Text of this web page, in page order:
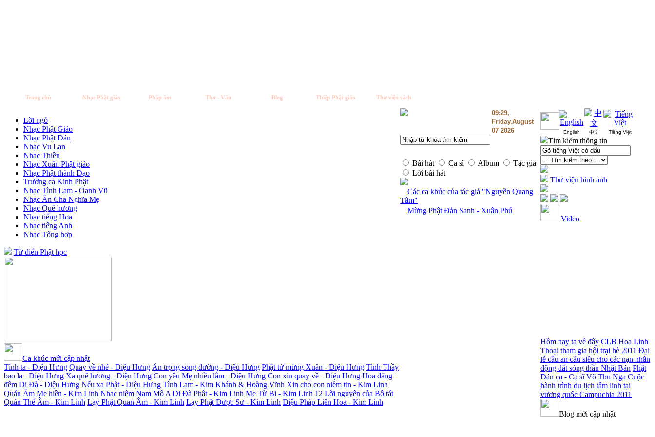
Trang chủ Nhạc Phật giáo Pháp âm Thơ - Văn Blog Thiệp Phật giáo Thư viện sách
Lời ngỏ
Nhạc Phật Giáo
Nhạc Phật Đản
Nhạc Vu Lan
Nhạc Thiền
Nhạc Xuân Phật giáo
Nhạc Phật thành Đạo
Trường ca Kinh Phật
Nhạc Tình Lam - Oanh Vũ
Nhạc Ân Cha Nghĩa Mẹ
Nhạc Quê hương
Nhạc tiếng Hoa
Nhạc tiếng Anh
Nhạc Tổng hợp
Từ điển Phật học
Ca khúc mới cập nhật
Tình ta - Diệu Hưng Quay về nhé - Diệu Hưng Ân trọng song đường - Diệu Hưng Phật tử mừng Xuân - Diệu Hưng Tình Thầy
bao la - Diệu Hưng Xa quê hương - Diệu Hưng Con yêu Mẹ nhiều lắm - Diệu Hưng Con xin quay về - Diệu Hưng Hoa đăng
đêm Di Đà - Diệu Hưng Nếu xa Phật - Diệu Hưng Tình Lam - Kim Khánh & Hoàng Vĩnh Xin cho con niềm tin - Kim Linh
Quán Âm Mẹ hiền - Kim Linh Nhạc niệm Nam Mô A Di Đà Phật - Kim Linh Mẹ Từ Bi - Kim Linh 12 Lời nguyện của Bồ tát
Quán Thế Âm - Kim Linh Lạy Phật Quan Âm - Kim Linh Lạy Phật Dược Sư - Kim Linh Diệu Pháp Liên Hoa - Kim Linh
09:29,
Friday.August
07 2026
Bài hát Ca sĩ Album
Tác giả
Lời bài hát
Các ca khúc của tác giả "Nguyễn Quang
Tâm"
Mừng Phật Đản Sanh - Xuân Phú
English 中文 Tiếng Việt
Tìm kiếm thông tin
Thư viện hình ảnh
Video
Hôm nay ta về đây CLB Hoa Linh
Thoại tham gia hội trại hè 2011 Đại
lễ cầu an cầu siêu cho các nạn nhân
động đất sóng thần Nhật Bản Phật
Đản ca - Ca sĩ Võ Thu Nga Cuộc
hành trình du lịch tâm linh tại
vương quốc Campuchia 2011
Blog mới cập nhật